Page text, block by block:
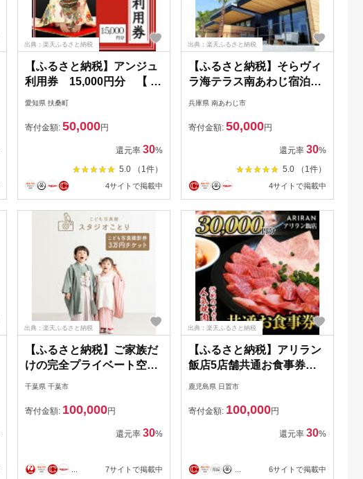
出典：楽天ふるさと納税
【ふるさと納税】アンジュ
利用券 15,000円分 【 扶
桑町 】
愛知県 扶桑町
寄付金額: 50,000円
還元率 30%
5.0 （1件）
4サイトで掲載中
出典：楽天ふるさと納税
【ふるさと納税】そらヴィ
ラ海テラス南あわじ宿泊チ
ケット（15,000円相当）
兵庫県 南あわじ市
寄付金額: 50,000円
還元率 30%
5.0 （1件）
4サイトで掲載中
出典：楽天ふるさと納税
【ふるさと納税】ご家族だ
けの完全プライベート空
間 こども写真撮影券3万
記念 新生児 赤ちゃん 七五
三 お宮参り 入学 卒業 入園
卒園 】 【 チケット 思い
ん 七五三 お宮参り 入学 卒
千葉県 千葉市
寄付金額: 100,000円
還元率 30%
7サイトで掲載中
出典：楽天ふるさと納税
【ふるさと納税】アリラン
飯店5店舗共通お食事券
(30,000円分)焼肉 焼き肉 黒
お食事券 焼肉店 専門店
鹿児島県 日置市
寄付金額: 100,000円
還元率 30%
6サイトで掲載中